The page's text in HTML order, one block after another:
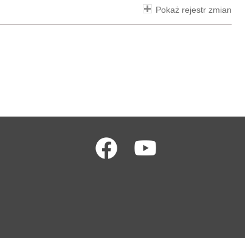
Pokaż rejestr zmian